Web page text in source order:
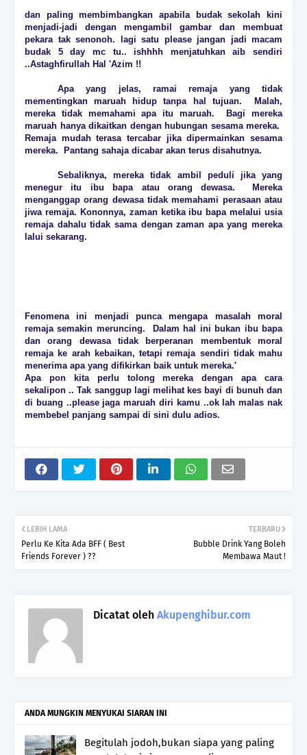
dan paling membimbangkan apabila budak sekolah kini
menjadi-jadi dengan mengambil gambar dan membuat
pekara tak senonoh. lagi satu please jangan jadi macam
budak 5 day mc tu.. ishhhh menjatuhkan aib sendiri
..Astaghfirullah Hal 'Azim !!
Apa yang jelas, ramai remaja yang tidak
mementingkan maruah hidup tanpa hal tujuan. Malah,
mereka tidak memahami apa itu maruah. Bagi mereka
maruah hanya dikaitkan dengan hubungan sesama mereka.
Remaja mudah terasa tercabar jika dipermainkan sesama
mereka. Pantang sahaja dicabar akan terus disahutnya.
Sebaliknya, mereka tidak ambil peduli jika yang
menegur itu ibu bapa atau orang dewasa. Mereka
menganggap orang dewasa tidak memahami perasaan atau
jiwa remaja. Kononnya, zaman ketika ibu bapa melalui usia
remaja dahalu tidak sama dengan zaman apa yang mereka
lalui sekarang.
Fenomena ini menjadi punca mengapa masalah moral
remaja semakin meruncing. Dalam hal ini bukan ibu bapa
dan orang dewasa tidak berperanan membentuk moral
remaja ke arah kebaikan, tetapi remaja sendiri tidak mahu
menerima apa yang difikirkan baik untuk mereka.'
Apa pon kita perlu tolong mereka dengan apa cara
sekalipon .. Tak sanggup lagi melihat kes bayi di bunuh dan
di buang ..please jaga maruah diri kamu ..ok lah malas nak
membebel panjang sampai di sini dulu adios.
TERBARU
Bubble Drink Yang Boleh
Membawa Maut !
LEBIH LAMA
Perlu Ke Kita Ada BFF ( Best
Friends Forever ) ??
Dicatat oleh Akupenghibur.com
ANDA MUNGKIN MENYUKAI SIARAN INI
Begitulah jodoh,bukan siapa yang paling